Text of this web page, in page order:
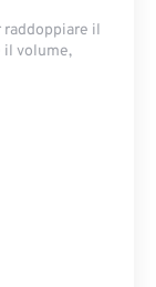
raddoppiare il
il volume,